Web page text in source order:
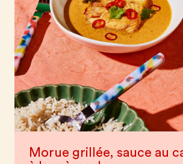
Morue grillée, sauce au